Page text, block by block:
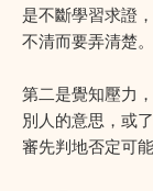
是不斷學習求證
不清而要弄清楚。
第二是覺知壓力
別人的意思，或
審先判地否定可能